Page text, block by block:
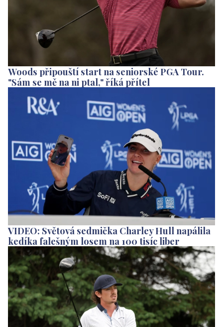
Woods připouští start na seniorské PGA Tour.
"Sám se mě na ni ptal," říká přítel
VIDEO: Světová sedmička Charley Hull napálila
kedíka falešným losem na 100 tisíc liber